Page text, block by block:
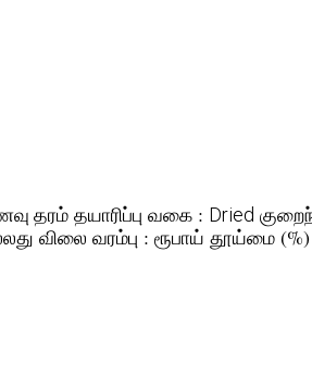
தரம் தயாரிப்பு வகை : Dried
விலை வரம்பு : ரூபாய் தூய்மை